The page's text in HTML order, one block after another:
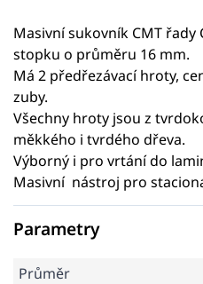
Masivní sukovník CMT
stopku o průměru 16 mm.
Má 2 předřezávací hroty,
zuby.
Všechny hroty jsou z
měkkého i tvrdého dřeva.
Výborný i pro vrtání do
Masivní nástroj pro
Parametry
Průměr